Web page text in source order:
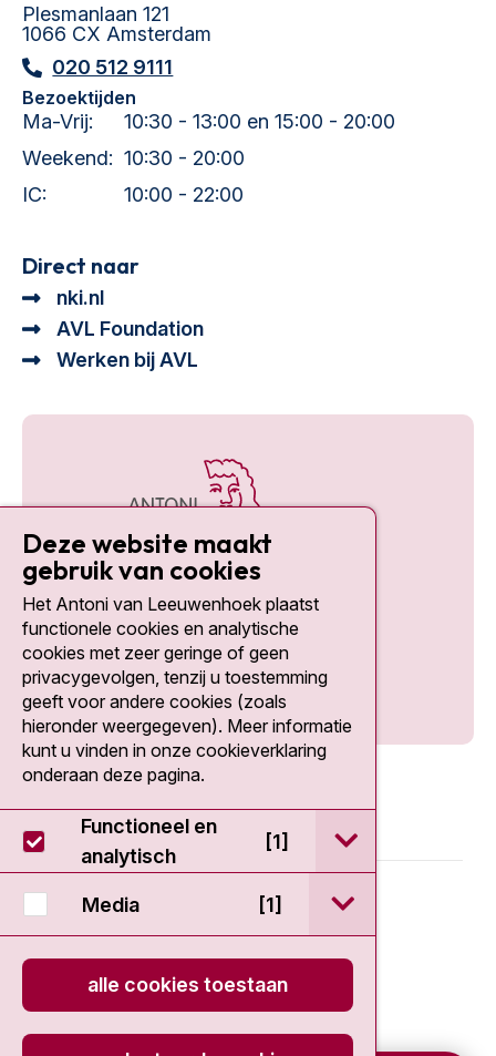
Plesmanlaan 121
1066 CX Amsterdam
020 512 9111
Bezoektijden
Ma-Vrij:
10:30 - 13:00 en 15:00 - 20:00
Weekend: 10:30 - 20:00
IC:
10:00 - 22:00
Direct naar
nki.nl
AVL Foundation
Werken bij AVL
Social media
© 2026 - Antoni van Leeuwenhoek
Disclaimer
Deze website maakt
gebruik van cookies
Het Antoni van Leeuwenhoek plaatst
functionele cookies en analytische
cookies met zeer geringe of geen
privacygevolgen, tenzij u toestemming
geeft voor andere cookies (zoals
hieronder weergegeven). Meer informatie
kunt u vinden in onze cookieverklaring
onderaan deze pagina.
Functioneel en
analytisch
[1] open / sluit
Media [1] open / sluit
alle cookies toestaan